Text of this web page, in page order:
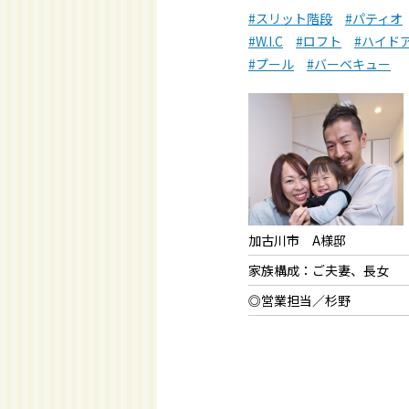
#スリット階段
#パティオ
#W.I.C
#ロフト
#ハイド
#プール
#バーベキュー
加古川市 A様邸
家族構成：ご夫妻、長女
◎営業担当／杉野